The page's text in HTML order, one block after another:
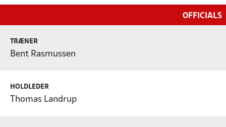
OFFICIALS
TRÆNER
Bent Rasmussen
HOLDLEDER
Thomas Landrup